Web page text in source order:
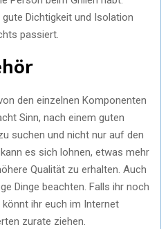
Dichtigkeit und Isolation
passiert.
den einzelnen Komponenten
Sinn, nach einem guten
suchen und nicht nur auf den
es sich lohnen, etwas mehr
Qualität zu erhalten. Auch
Dinge beachten. Falls ihr noch
ihr euch im Internet
zurate ziehen.